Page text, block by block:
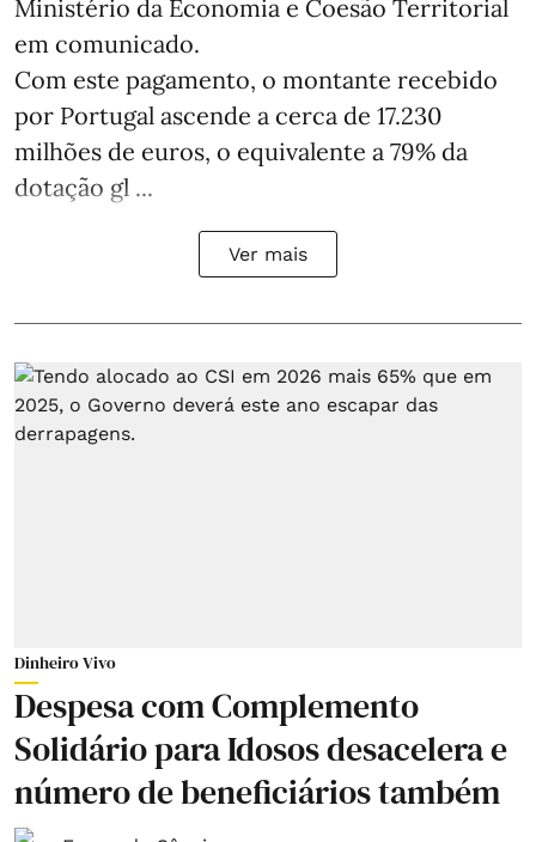
Ministério da Economia e Coesão Territorial
em comunicado.
Com este pagamento, o montante recebido
por Portugal ascende a cerca de 17.230
milhões de euros, o equivalente a 79% da
dotação gl ...
Ver mais
Dinheiro Vivo
Despesa com Complemento
Solidário para Idosos desacelera e
número de beneficiários também